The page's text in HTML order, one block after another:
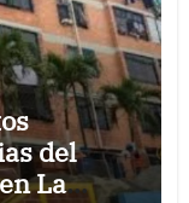
del
La